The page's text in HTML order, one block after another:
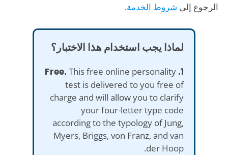
الرجوع إلى شروط الخدمة.
لماذا يجب استخدام هذا الاختبار؟
1. Free.
This free online personality
test is delivered to you free of
charge and will allow you to clarify
your four-letter type code
according to the typology of Jung,
Myers, Briggs, von Franz, and van
der Hoop.